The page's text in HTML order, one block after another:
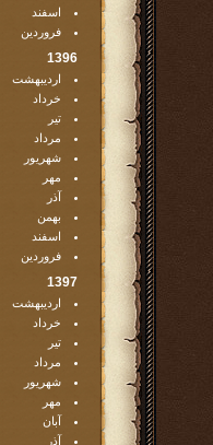
اسفند
فروردین
1396
اردیبهشت
خرداد
تیر
مرداد
شهریور
مهر
آذر
بهمن
اسفند
فروردین
1397
اردیبهشت
خرداد
تیر
مرداد
شهریور
مهر
آبان
آذر